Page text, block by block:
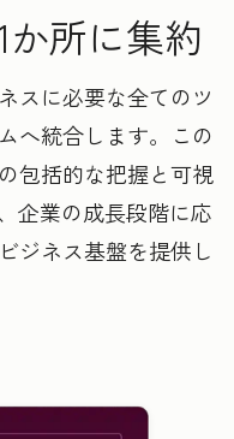
所に集約
スに必要な全てのツ
へ統合します。この
包括的な把握と可視
企業の成長段階に応
ジネス基盤を提供し